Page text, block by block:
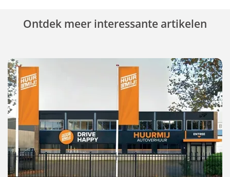
Ontdek meer interessante artikelen